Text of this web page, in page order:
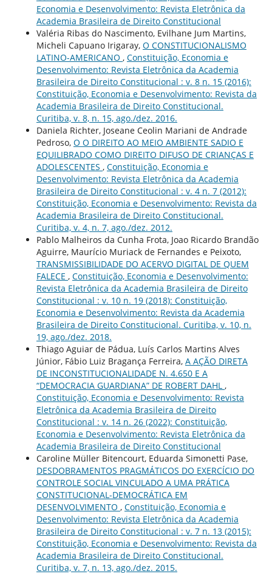
Economia e Desenvolvimento: Revista Eletrônica da
Academia Brasileira de Direito Constitucional
Valéria Ribas do Nascimento, Evilhane Jum Martins,
Micheli Capuano Irigaray, O CONSTITUCIONALISMO
LATINO-AMERICANO , Constituição, Economia e
Desenvolvimento: Revista Eletrônica da Academia
Brasileira de Direito Constitucional : v. 8 n. 15 (2016):
Constituição, Economia e Desenvolvimento: Revista da
Academia Brasileira de Direito Constitucional.
Curitiba, v. 8, n. 15, ago./dez. 2016.
Daniela Richter, Joseane Ceolin Mariani de Andrade
Pedroso, O O DIREITO AO MEIO AMBIENTE SADIO E
EQUILIBRADO COMO DIREITO DIFUSO DE CRIANÇAS E
ADOLESCENTES , Constituição, Economia e
Desenvolvimento: Revista Eletrônica da Academia
Brasileira de Direito Constitucional : v. 4 n. 7 (2012):
Constituição, Economia e Desenvolvimento: Revista da
Academia Brasileira de Direito Constitucional.
Curitiba, v. 4, n. 7, ago./dez. 2012.
Pablo Malheiros da Cunha Frota, Joao Ricardo Brandão
Aguirre, Maurício Muriack de Fernandes e Peixoto,
TRANSMISSIBILIDADE DO ACERVO DIGITAL DE QUEM
FALECE , Constituição, Economia e Desenvolvimento:
Revista Eletrônica da Academia Brasileira de Direito
Constitucional : v. 10 n. 19 (2018): Constituição,
Economia e Desenvolvimento: Revista da Academia
Brasileira de Direito Constitucional. Curitiba, v. 10, n.
19, ago./dez. 2018.
Thiago Aguiar de Pádua, Luís Carlos Martins Alves
Júnior, Fábio Luiz Bragança Ferreira, A AÇÃO DIRETA
DE INCONSTITUCIONALIDADE N. 4.650 E A
“DEMOCRACIA GUARDIANA” DE ROBERT DAHL ,
Constituição, Economia e Desenvolvimento: Revista
Eletrônica da Academia Brasileira de Direito
Constitucional : v. 14 n. 26 (2022): Constituição,
Economia e Desenvolvimento: Revista Eletrônica da
Academia Brasileira de Direito Constitucional
Caroline Müller Bitencourt, Eduarda Simonetti Pase,
DESDOBRAMENTOS PRAGMÁTICOS DO EXERCÍCIO DO
CONTROLE SOCIAL VINCULADO A UMA PRÁTICA
CONSTITUCIONAL-DEMOCRÁTICA EM
DESENVOLVIMENTO , Constituição, Economia e
Desenvolvimento: Revista Eletrônica da Academia
Brasileira de Direito Constitucional : v. 7 n. 13 (2015):
Constituição, Economia e Desenvolvimento: Revista da
Academia Brasileira de Direito Constitucional.
Curitiba, v. 7, n. 13, ago./dez. 2015.